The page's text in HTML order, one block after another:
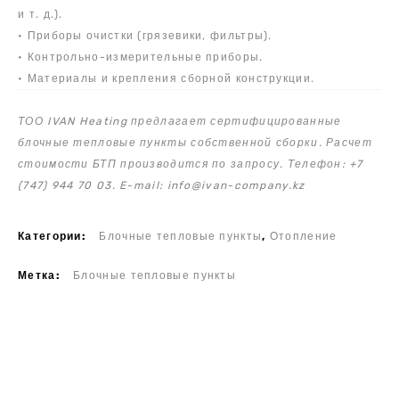
и т. д.).
• Приборы очистки (грязевики, фильтры).
• Контрольно-измерительные приборы.
• Материалы и крепления сборной конструкции.
ТОО IVAN Heating предлагает сертифицированные
блочные тепловые пункты собственной сборки. Расчет
стоимости БТП производится по запросу. Телефон: +7
(747) 944 70 03. E-mail: info@ivan-company.kz
Категории: Блочные тепловые пункты, Отопление
Метка: Блочные тепловые пункты